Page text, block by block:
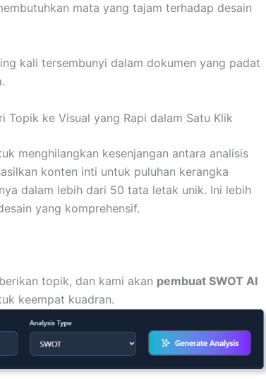
mata yang tajam terhadap desain
kali tersembunyi dalam dokumen yang padat
Topik ke Visual yang Rapi dalam Satu Klik
menghilangkan kesenjangan antara analisis
konten inti untuk puluhan kerangka
dalam lebih dari 50 tata letak unik. Ini lebih
yang komprehensif.
topik, dan kami akan pembuat SWOT AI
keempat kuadran.